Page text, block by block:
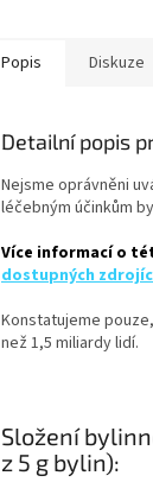
Popis Diskuze
Detailní popis
Nejsme oprávněni
léčebným účinkům
Více informací o
dostupných
Konstatujeme
než 1,5 miliardy lidí.
Složení
z 5 g bylin):